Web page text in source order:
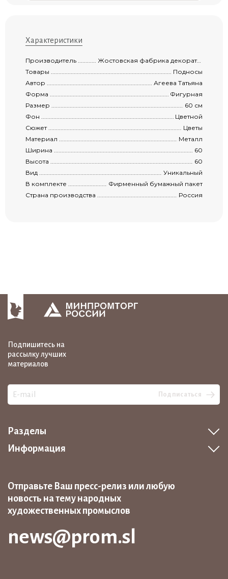
Характеристики
Производитель
Жостовская фабрика декоративной росписи
Товары
Подносы
Автор
Агеева Татьяна
Форма
Фигурная
Размер
60 см
Фон
Цветной
Сюжет
Цветы
Материал
Металл
Ширина
60
Высота
60
Вид
Уникальный
В комплекте
Фирменный бумажный пакет
Страна производства
Россия
Подпишитесь на
рассылку лучших
материалов
Подписаться
Разделы
Информация
Отправьте Ваш пресс-релиз или любую
новость на тему народных
художественных промыслов
news@prom.sl